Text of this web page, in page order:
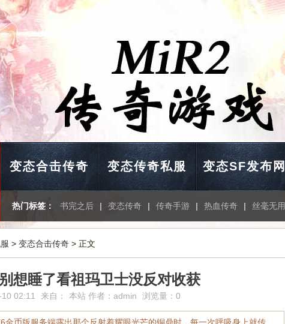
变态合击传奇 变态传奇私服 变态SF发布网
热门标签： 书完之后 | 变态传奇 | 传奇手游 | 热血传奇 | 丝毫无用
> 变态合击传奇 > 正文
别想睡了看祖玛卫士没反对收获
02:11 来自： 本站 作者： admin 浏览量：0